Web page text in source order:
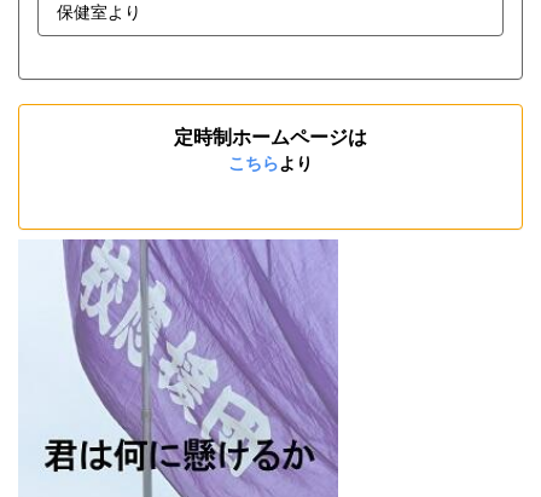
保健室より
定時制ホームページは
こちらより